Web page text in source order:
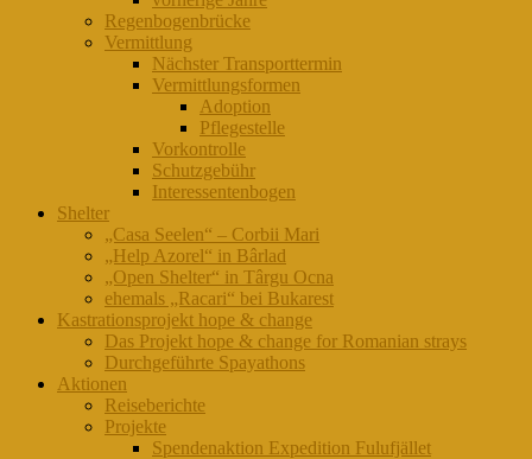
Regenbogenbrücke
Vermittlung
Nächster Transporttermin
Vermittlungsformen
Adoption
Pflegestelle
Vorkontrolle
Schutzgebühr
Interessentenbogen
Shelter
„Casa Seelen“ – Corbii Mari
„Help Azorel“ in Bârlad
„Open Shelter“ in Târgu Ocna
ehemals „Racari“ bei Bukarest
Kastrationsprojekt hope & change
Das Projekt hope & change for Romanian strays
Durchgeführte Spayathons
Aktionen
Reiseberichte
Projekte
Spendenaktion Expedition Fulufjället